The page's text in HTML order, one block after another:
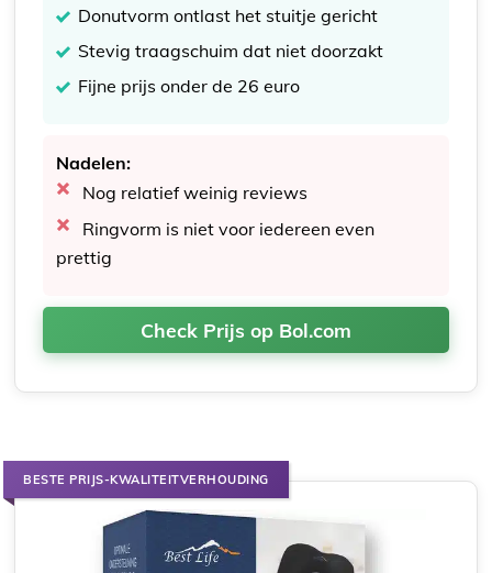
Donutvorm ontlast het stuitje gericht
Stevig traagschuim dat niet doorzakt
Fijne prijs onder de 26 euro
Nadelen:
Nog relatief weinig reviews
Ringvorm is niet voor iedereen even
prettig
Check Prijs op Bol.com
BESTE PRIJS-KWALITEITVERHOUDING